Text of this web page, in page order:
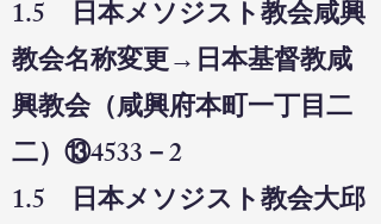
1.5 日本メソジスト教会咸興
教会名称変更→日本基督教咸
興教会（咸興府本町一丁目二
二）⑬4533－2
1.5 日本メソジスト教会大邱